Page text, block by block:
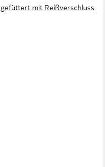
gefüttert mit Reißverschluss